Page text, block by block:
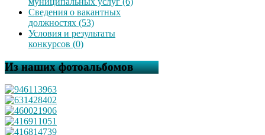
Сведения о вакантных
должностях (53)
Условия и результаты
конкурсов (0)
Из наших фотоальбомов